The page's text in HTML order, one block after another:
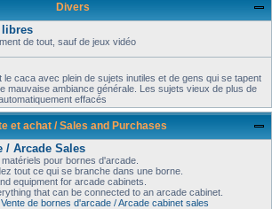
Divers
libres
de tout, sauf de jeux vidéo
le caca avec plein de sujets inutiles et de gens qui se tapent
mauvaise ambiance générale. Les sujets vieux de plus de
effacés
et achat / Sales and Purchases
/ Arcade Sales
pour bornes d'arcade.
tout ce qui se branche dans une borne.
equipment for arcade cabinets.
that can be connected to an arcade cabinet.
Vente de bornes d'arcade / Arcade cabinet sales